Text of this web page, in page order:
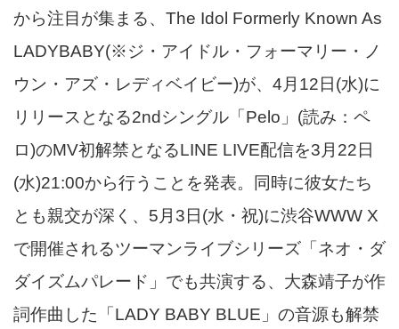
から注目が集まる、The Idol Formerly Known As
LADYBABY(※ジ・アイドル・フォーマリー・ノ
ウン・アズ・レディベイビー)が、4月12日(水)に
リリースとなる2ndシングル「Pelo」(読み：ペ
ロ)のMV初解禁となるLINE LIVE配信を3月22日
(水)21:00から行うことを発表。同時に彼女たち
とも親交が深く、5月3日(水・祝)に渋谷WWW X
で開催されるツーマンライブシリーズ「ネオ・ダ
ダイズムパレード」でも共演する、大森靖子が作
詞作曲した「LADY BABY BLUE」の音源も解禁